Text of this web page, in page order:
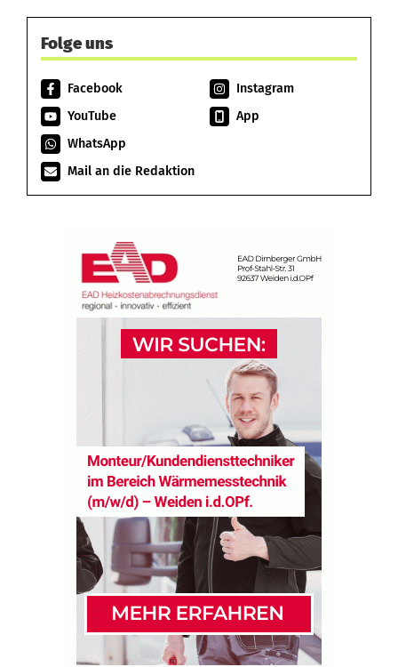
Folge uns
Facebook
Instagram
YouTube
App
WhatsApp
Mail an die Redaktion